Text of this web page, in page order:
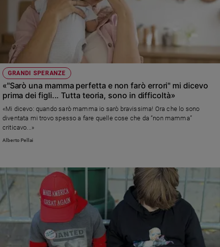
GRANDI SPERANZE
«"Sarò una mamma perfetta e non farò errori" mi dicevo
prima dei figli... Tutta teoria, sono in difficoltà»
«Mi dicevo: quando sarò mamma io sarò bravissima! Ora che lo sono
diventata mi trovo spesso a fare quelle cose che da “non mamma”
criticavo...»
Alberto Pellai